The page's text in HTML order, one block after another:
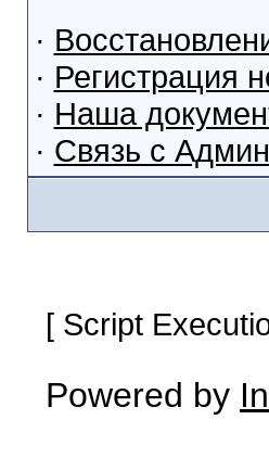
·
· Регистрация
· Наша
· Связь с
[ Script
Powered by